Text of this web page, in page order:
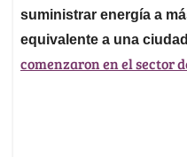
suministrar energía a
equivalente a una
comenzaron en el sector